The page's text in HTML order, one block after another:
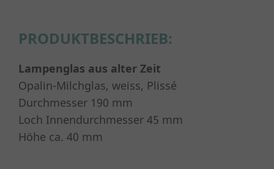
PRODUKTBESCHRIEB:
Lampenglas aus alter Zeit
Opalin-Milchglas, weiss, Plissé
Durchmesser 190 mm
Loch Innendurchmesser 45 mm
Höhe ca. 40 mm